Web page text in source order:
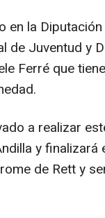
en la
de Juventud y
Ferré que
a realizar
y finalizará
de Rett y